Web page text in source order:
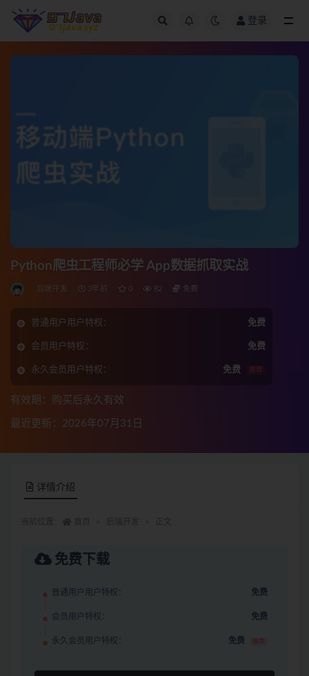
登录
Python爬虫工程师必学 App数据抓取实战
后端开发 3年前 0 82 免费
普通用户用户特权： 免费
会员用户特权： 免费
永久会员用户特权： 免费 推荐
有效期：购买后永久有效
最近更新：2026年07月31日
详情介绍
免费下载
普通用户用户特权： 免费
会员用户特权： 免费
永久会员用户特权： 免费 推荐